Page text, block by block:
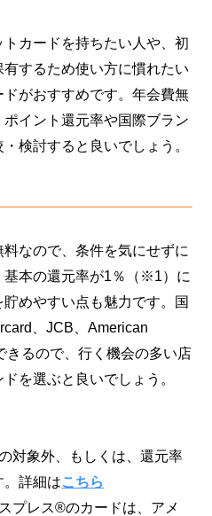
カードを持ちたい人や、初
するため使い方に慣れたい
がおすすめです。年会費無
イント還元率や国際ブラン
検討すると良いでしょう。
なので、条件を気にせずに
基本の還元率が1％（※1）に
めやすい点も魅力です。国
、JCB、American
るので、行く機会の多い店
を選ぶと良いでしょう。
対象外、もしくは、還元率
。詳細はこちら
プレス®のカードは、アメ